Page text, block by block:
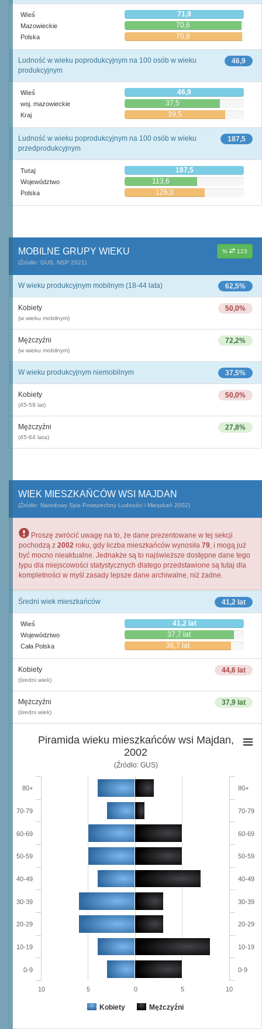
Wieś 71,9
Mazowieckie 70,6
Polska 70,8
46,9
Ludność w wieku poprodukcyjnym na 100 osób w wieku
produkcyjnym
Wieś 46,9
woj. mazowieckie 37,5
Kraj 39,5
187,5
Ludność w wieku poprodukcyjnym na 100 osób w wieku
przedprodukcyjnym
Tutaj 187,5
Województwo 113,6
Polska 126,0
% 123
MOBILNE GRUPY WIEKU
(Źródło: GUS, NSP 2021)
62,5%
W wieku produkcyjnym mobilnym (18-44 lata)
50,0%
Kobiety
(w wieku mobilnym)
72,2%
Mężczyźni
(w wieku mobilnym)
37,5%
W wieku produkcyjnym niemobilnym
50,0%
Kobiety
(45-59 lat)
27,8%
Mężczyźni
(45-64 lata)
WIEK MIESZKAŃCÓW WSI MAJDAN
(Źródło: Narodowy Spis Powszechny Ludności i Mieszkań 2002)
Proszę zwrócić uwagę na to, że dane prezentowane w tej sekcji
pochodzą z 2002 roku, gdy liczba mieszkańców wynosiła 79, i mogą już
być mocno nieaktualne. Jednakże są to najświeższe dostępne dane tego
typu dla miejscowości statystycznych dlatego przedstawione są tutaj dla
kompletności w myśl zasady lepsze dane archiwalne, niż żadne.
41,2 lat
Średni wiek mieszkańców
Wieś 41,2 lat
Województwo 37,7 lat
Cała Polska 36,7 lat
44,6 lat
Kobiety
(średni wiek)
37,9 lat
Mężczyźni
(średni wiek)
Piramida wieku mieszkańców wsi Majdan,
2002
(Źródło: GUS)
Kobiety Mężczyźni
0-9
10-19
20-29
30-39
40-49
50-59
60-69
70-79
80+
0-9
10-19
20-29
30-39
40-49
50-59
60-69
70-79
80+
0
10 5 5 10